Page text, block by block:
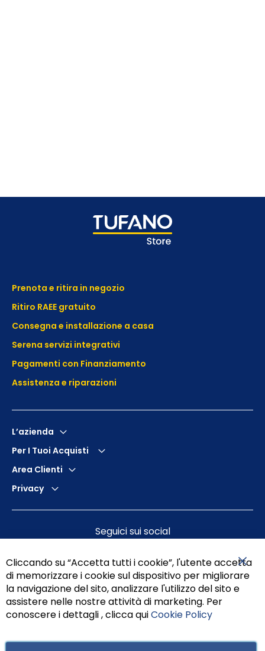
Prenota e ritira in negozio
Ritiro RAEE gratuito
Consegna e installazione a casa
Serena servizi integrativi
Pagamenti con Finanziamento
Assistenza e riparazioni
L’azienda
Per I Tuoi Acquisti
Area Clienti
Privacy
Seguici sui social
Cliccando su “Accetta tutti i cookie”, l'utente accetta
di memorizzare i cookie sul dispositivo per migliorare
la navigazione del sito, analizzare l'utilizzo del sito e
assistere nelle nostre attività di marketing. Per
conoscere i dettagli , clicca quiCookie Policy